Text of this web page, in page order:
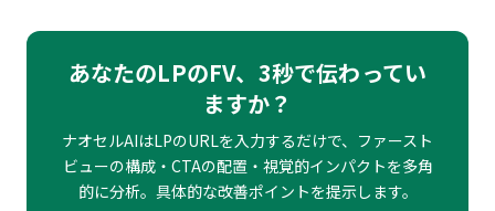
あなたのLPのFV、3秒で伝わってい
ますか？
ナオセルAIはLPのURLを入力するだけで、ファースト
ビューの構成・CTAの配置・視覚的インパクトを多角
的に分析。具体的な改善ポイントを提示します。